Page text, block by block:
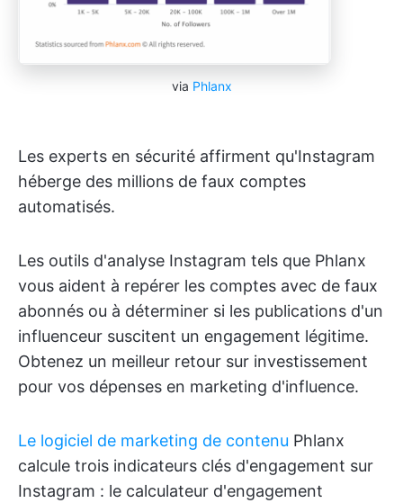
via Phlanx
Les experts en sécurité affirment qu'Instagram
héberge des millions de faux comptes
automatisés.
Les outils d'analyse Instagram tels que Phlanx
vous aident à repérer les comptes avec de faux
abonnés ou à déterminer si les publications d'un
influenceur suscitent un engagement légitime.
Obtenez un meilleur retour sur investissement
pour vos dépenses en marketing d'influence.
Le logiciel de marketing de contenu Phlanx
calcule trois indicateurs clés d'engagement sur
Instagram : le calculateur d'engagement